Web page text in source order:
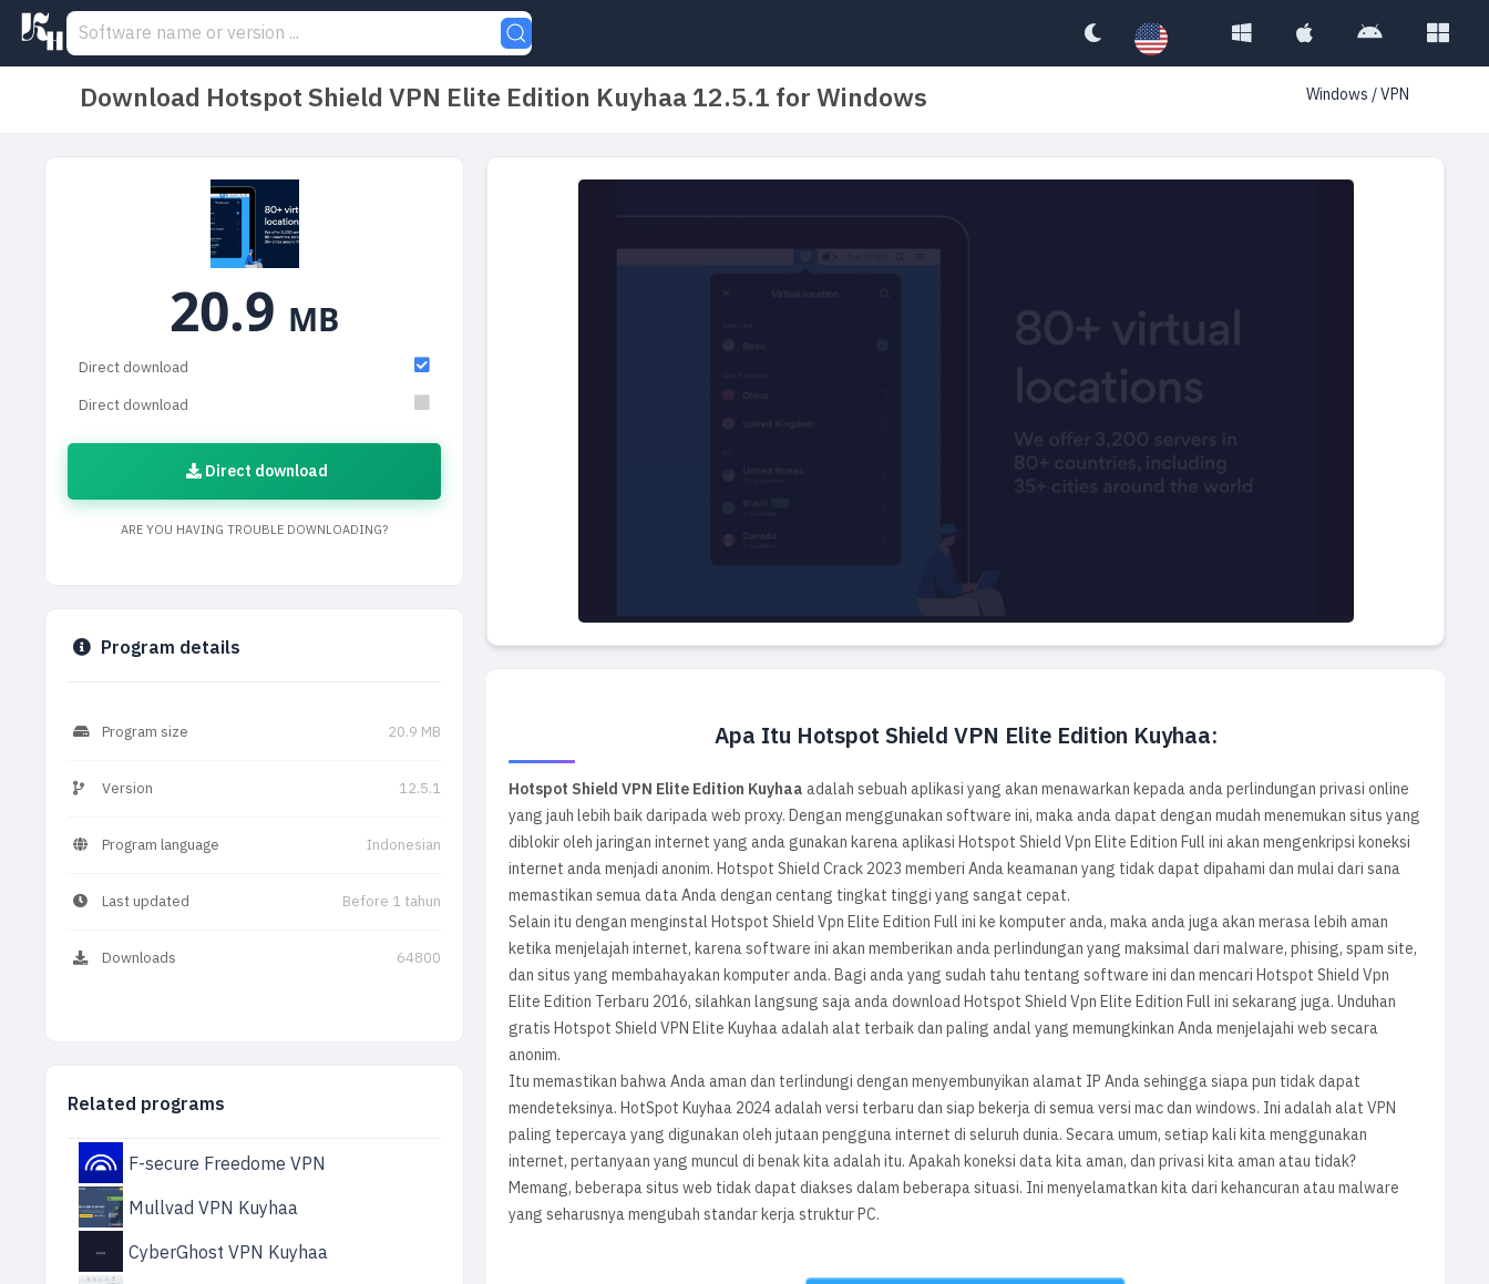
Download Hotspot Shield VPN Elite Edition Kuyhaa 12.5.1 for Windows Windows/VPN
Apa Itu Hotspot Shield VPN Elite Edition Kuyhaa:
Hotspot Shield VPN Elite Edition Kuyhaaadalah sebuah aplikasi yang akan menawarkan kepada anda perlindungan privasi online
yang jauh lebih baik daripada web proxy. Dengan menggunakan software ini, maka anda dapat dengan mudah menemukan situs yang
diblokir oleh jaringan internet yang anda gunakan karena aplikasi Hotspot Shield Vpn Elite Edition Full ini akan mengenkripsi koneksi
internet anda menjadi anonim. Hotspot Shield Crack 2023 memberi Anda keamanan yang tidak dapat dipahami dan mulai dari sana
memastikan semua data Anda dengan centang tingkat tinggi yang sangat cepat.
Selain itu dengan menginstal Hotspot Shield Vpn Elite Edition Full ini ke komputer anda, maka anda juga akan merasa lebih aman
ketika menjelajah internet, karena software ini akan memberikan anda perlindungan yang maksimal dari malware, phising, spam site,
dan situs yang membahayakan komputer anda. Bagi anda yang sudah tahu tentang software ini dan mencari Hotspot Shield Vpn
Elite Edition Terbaru 2016, silahkan langsung saja anda download Hotspot Shield Vpn Elite Edition Full ini sekarang juga. Unduhan
gratis Hotspot Shield VPN Elite Kuyhaa adalah alat terbaik dan paling andal yang memungkinkan Anda menjelajahi web secara
anonim.
Itu memastikan bahwa Anda aman dan terlindungi dengan menyembunyikan alamat IP Anda sehingga siapa pun tidak dapat
mendeteksinya. HotSpot Kuyhaa 2024 adalah versi terbaru dan siap bekerja di semua versi mac dan windows. Ini adalah alat VPN
paling tepercaya yang digunakan oleh jutaan pengguna internet di seluruh dunia. Secara umum, setiap kali kita menggunakan
internet, pertanyaan yang muncul di benak kita adalah itu. Apakah koneksi data kita aman, dan privasi kita aman atau tidak?
Memang, beberapa situs web tidak dapat diakses dalam beberapa situasi. Ini menyelamatkan kita dari kehancuran atau malware
yang seharusnya mengubah standar kerja struktur PC.
20.9 MB
Direct download
Direct download
Direct download
ARE YOU HAVING TROUBLE DOWNLOADING?
Program details
Program size 20.9 MB
Version 12.5.1
Program language Indonesian
Last updated Before 1 tahun
Downloads 64800
Related programs
F-secure Freedome VPN
Mullvad VPN Kuyhaa
CyberGhost VPN Kuyhaa